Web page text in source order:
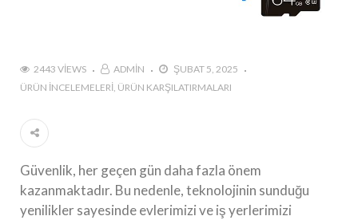
2443 VIEWS ADMIN
ŞUBAT 5, 2025
ÜRÜN İNCELEMELERI ÜRÜN KARŞILATIRMALARI
Güvenlik, her geçen gün daha fazla önem
kazanmaktadır. Bu nedenle, teknolojinin sunduğu
yenilikler sayesinde evlerimizi ve iş yerlerimizi